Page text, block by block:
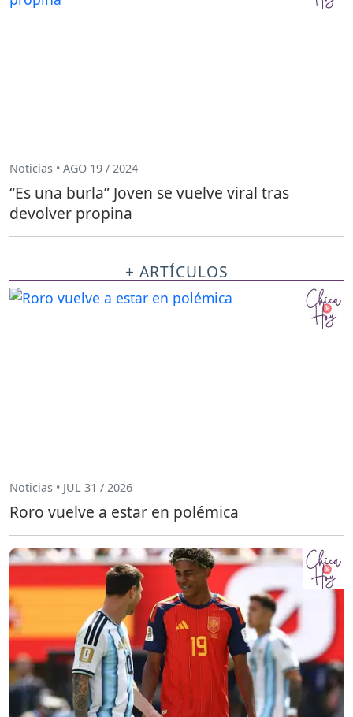
Noticias • AGO 19 / 2024
“Es una burla” Joven se vuelve viral tras
devolver propina
+ ARTÍCULOS
Noticias • JUL 31 / 2026
Roro vuelve a estar en polémica